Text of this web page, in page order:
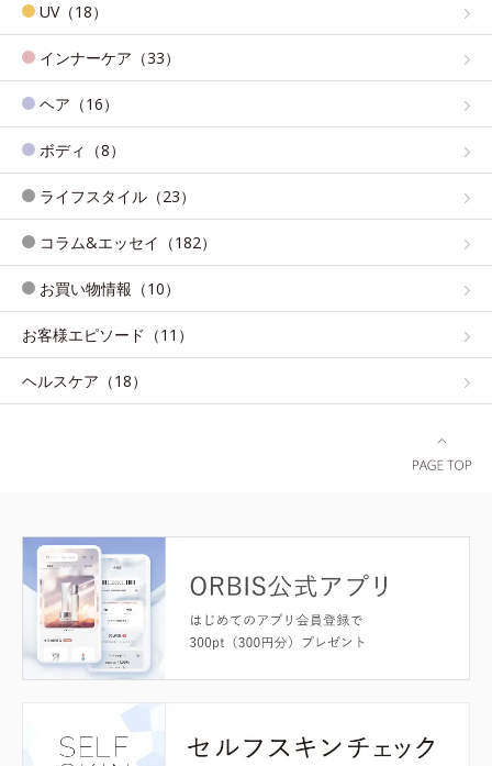
UV（18）
インナーケア（33）
ヘア（16）
ボディ（8）
ライフスタイル（23）
コラム&エッセイ（182）
お買い物情報（10）
お客様エピソード（11）
ヘルスケア（18）